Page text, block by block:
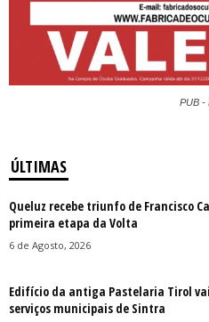
PUB -
ÚLTIMAS
Queluz recebe triunfo de Francisco
primeira etapa da Volta
6 de Agosto, 2026
Edifício da antiga Pastelaria Tirol
serviços municipais de Sintra